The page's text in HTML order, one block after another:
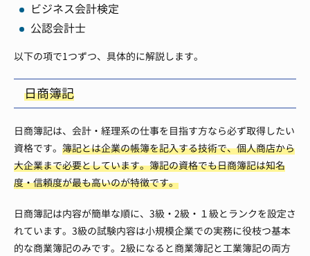
ビジネス会計検定
公認会計士
以下の項で1つずつ、具体的に解説します。
日商簿記
日商簿記は、会計・経理系の仕事を目指す方なら必ず取得したい
資格です。 簿記とは企業の帳簿を記入する技術で、個人商店から
大企業まで必要としています。簿記の資格でも日商簿記は知名
度・信頼度が最も高いのが特徴です。
日商簿記は内容が簡単な順に、3級・2級・１級とランクを設定さ
れています。3級の試験内容は小規模企業での実務に役枝つ基本
的な商業簿記のみです。2級になると商業簿記と工業簿記の両方